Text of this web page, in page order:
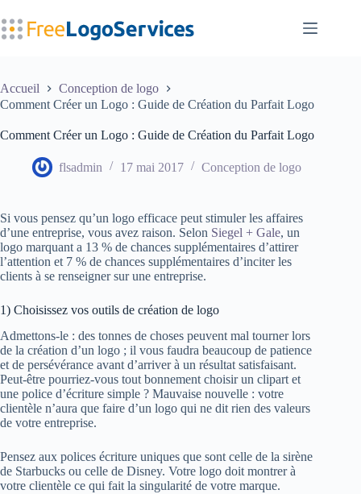
au
contenu
Accueil
Conception de logo
Comment Créer un Logo : Guide de Création du Parfait Logo
Comment Créer un Logo : Guide de Création du Parfait Logo
flsadmin 17 mai 2017 Conception de logo
Si vous pensez qu’un logo efficace peut stimuler les affaires
d’une entreprise, vous avez raison. Selon Siegel + Gale, un
logo marquant a 13 % de chances supplémentaires d’attirer
l’attention et 7 % de chances supplémentaires d’inciter les
clients à se renseigner sur une entreprise.
1) Choisissez vos outils de création de logo
Admettons-le : des tonnes de choses peuvent mal tourner lors
de la création d’un logo ; il vous faudra beaucoup de patience
et de persévérance avant d’arriver à un résultat satisfaisant.
Peut-être pourriez-vous tout bonnement choisir un clipart et
une police d’écriture simple ? Mauvaise nouvelle : votre
clientèle n’aura que faire d’un logo qui ne dit rien des valeurs
de votre entreprise.
Pensez aux polices écriture uniques que sont celle de la sirène
de Starbucks ou celle de Disney. Votre logo doit montrer à
votre clientèle ce qui fait la singularité de votre marque.